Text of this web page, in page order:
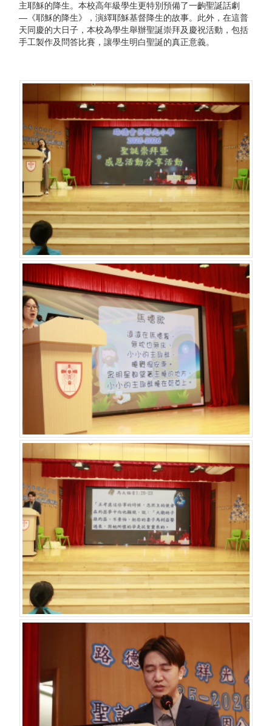
主耶穌的降生。本校高年級學生更特別預備了一齣聖誕話劇
―《耶穌的降生》，演繹耶穌基督降生的故事。此外，在這普
天同慶的大日子，本校為學生舉辦聖誕崇拜及慶祝活動，包括
手工製作及問答比賽，讓學生明白聖誕的真正意義。